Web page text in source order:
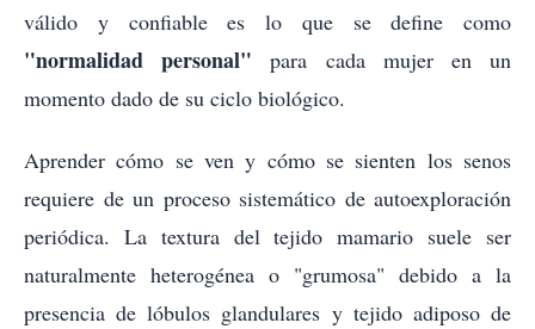
válido y confiable es lo que se define como
"normalidad personal" para cada mujer en un
momento dado de su ciclo biológico.
Aprender cómo se ven y cómo se sienten los senos
requiere de un proceso sistemático de autoexploración
periódica. La textura del tejido mamario suele ser
naturalmente heterogénea o "grumosa" debido a la
presencia de lóbulos glandulares y tejido adiposo de